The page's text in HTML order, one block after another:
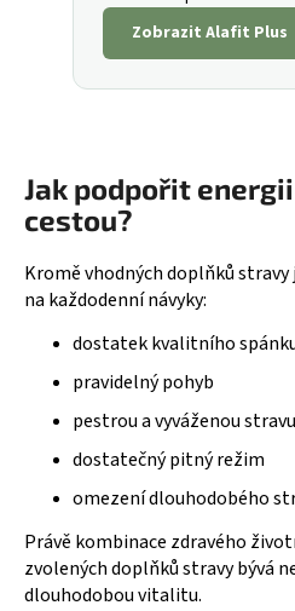
Zobrazit Alafit Plus
Jak podpořit
cestou?
Kromě vhodných doplňků
na každodenní návyky:
dostatek kvalitního
pravidelný pohyb
pestrou a vyváženou stravu
dostatečný pitný režim
omezení dlouhodobého
Právě kombinace zdravého
zvolených doplňků stravy bývá
dlouhodobou vitalitu.